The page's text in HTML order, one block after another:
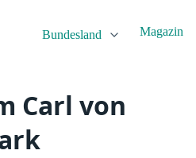
Bundesland Magazin
Carl von